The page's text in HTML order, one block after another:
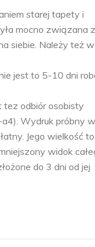
starej tapety i
mocno związana z
siebie. Należy też
jest to 5-10 dni
tez odbiór osobisty
Wydruk próbny
Jego wielkość to
widok
do 3 dni od jej